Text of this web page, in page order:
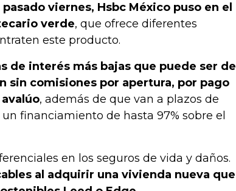
viernes, Hsbc México puso en el
verde, que ofrece diferentes
este producto.
de interés más bajas que puede ser de
sin comisiones por apertura, por pago
, además de que van a plazos de
un financiamiento de hasta 97% sobre el
en los seguros de vida y daños.
al adquirir una vivienda nueva que